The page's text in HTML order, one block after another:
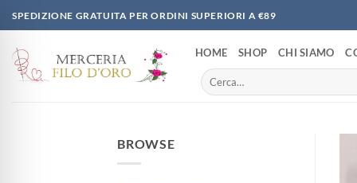
Salta
ai
contenuti
SPEDIZIONE GRATUITA PER ORDINI SUPERIORI A €89
HOME SHOP CHI SIAMO
Cerca:
BROWSE